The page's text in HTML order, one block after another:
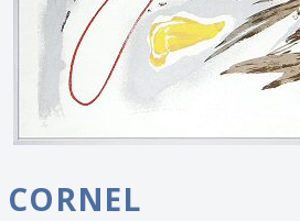
CORNEL